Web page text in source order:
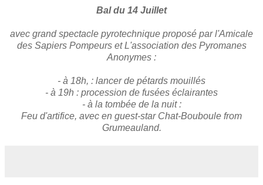
Bal du 14 Juillet
avec grand spectacle pyrotechnique proposé par l'Amicale
des Sapiers Pompeurs et L'association des Pyromanes
Anonymes :
- à 18h, : lancer de pétards mouillés
- à 19h : procession de fusées éclairantes
- à la tombée de la nuit :
Feu d'artifice, avec en guest-star Chat-Bouboule from
Grumeauland.